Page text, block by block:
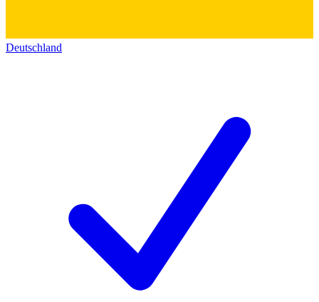
Deutschland